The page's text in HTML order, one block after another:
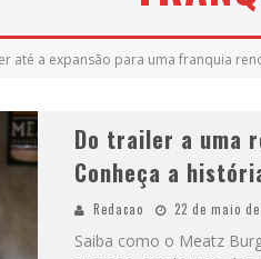
até a expansão para uma franquia
Do trailer a uma
Conheça a
Redacao 22 de maio
Saiba como o Meatz